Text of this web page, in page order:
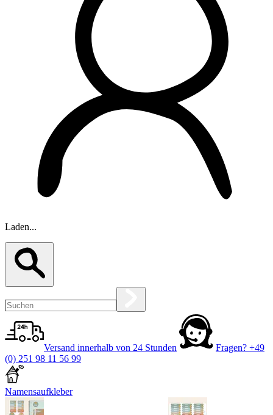
Laden...
Versand innerhalb von 24 Stunden Fragen? +49
(0) 251 98 11 56 99
Namensaufkleber